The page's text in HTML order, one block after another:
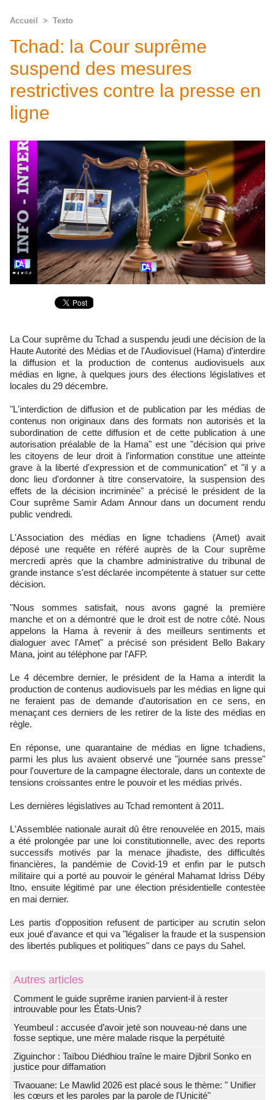
Accueil > Texto
Tchad: la Cour suprême
suspend des mesures
restrictives contre la presse en
ligne
La Cour suprême du Tchad a suspendu jeudi une décision de la
Haute Autorité des Médias et de l'Audiovisuel (Hama) d'interdire
la diffusion et la production de contenus audiovisuels aux
médias en ligne, à quelques jours des élections législatives et
locales du 29 décembre.
"L'interdiction de diffusion et de publication par les médias de
contenus non originaux dans des formats non autorisés et la
subordination de cette diffusion et de cette publication à une
autorisation préalable de la Hama" est une "décision qui prive
les citoyens de leur droit à l'information constitue une atteinte
grave à la liberté d'expression et de communication" et "il y a
donc lieu d'ordonner à titre conservatoire, la suspension des
effets de la décision incriminée" a précisé le président de la
Cour suprême Samir Adam Annour dans un document rendu
public vendredi.
L'Association des médias en ligne tchadiens (Amet) avait
déposé une requête en référé auprès de la Cour suprême
mercredi après que la chambre administrative du tribunal de
grande instance s'est déclarée incompétente à statuer sur cette
décision.
"Nous sommes satisfait, nous avons gagné la première
manche et on a démontré que le droit est de notre côté. Nous
appelons la Hama à revenir à des meilleurs sentiments et
dialoguer avec l'Amet" a précisé son président Bello Bakary
Mana, joint au téléphone par l'AFP.
Le 4 décembre dernier, le président de la Hama a interdit la
production de contenus audiovisuels par les médias en ligne qui
ne feraient pas de demande d'autorisation en ce sens, en
menaçant ces derniers de les retirer de la liste des médias en
règle.
En réponse, une quarantaine de médias en ligne tchadiens,
parmi les plus lus avaient observé une "journée sans presse"
pour l'ouverture de la campagne électorale, dans un contexte de
tensions croissantes entre le pouvoir et les médias privés.
Les dernières législatives au Tchad remontent à 2011.
L'Assemblée nationale aurait dû être renouvelée en 2015, mais
a été prolongée par une loi constitutionnelle, avec des reports
successifs motivés par la menace jihadiste, des difficultés
financières, la pandémie de Covid-19 et enfin par le putsch
militaire qui a porté au pouvoir le général Mahamat Idriss Déby
Itno, ensuite légitimé par une élection présidentielle contestée
en mai dernier.
Les partis d'opposition refusent de participer au scrutin selon
eux joué d'avance et qui va "légaliser la fraude et la suspension
des libertés publiques et politiques" dans ce pays du Sahel.
Autres articles
Comment le guide suprême iranien parvient-il à rester
introuvable pour les États-Unis?
Yeumbeul : accusée d’avoir jeté son nouveau-né dans une
fosse septique, une mère malade risque la perpétuité
Ziguinchor : Taïbou Diédhiou traîne le maire Djibril Sonko en
justice pour diffamation
Tivaouane: Le Mawlid 2026 est placé sous le thème: " Unifier
les cœurs et les paroles par la parole de l'Unicité"